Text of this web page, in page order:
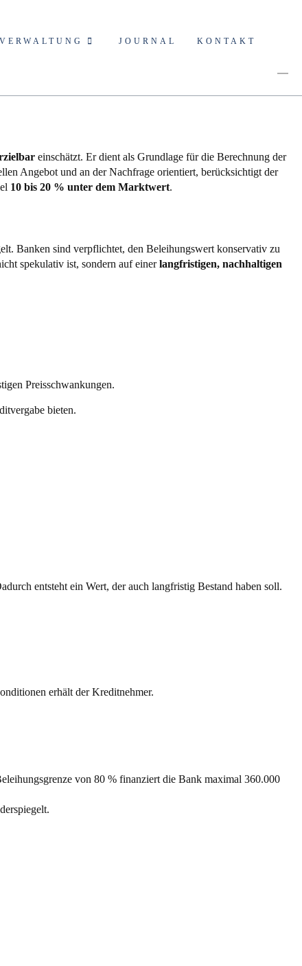
JOURNAL KONTAKT
einschätzt. Er dient als Grundlage für die Berechnung der
Angebot und an der Nachfrage orientiert, berücksichtigt der
10 bis 20 % unter dem Marktwert.
Banken sind verpflichtet, den Beleihungswert konservativ zu
spekulativ ist, sondern auf einerlangfristigen, nachhaltigen
Preisschwankungen.
bieten.
entsteht ein Wert, der auch langfristig Bestand haben soll.
erhält der Kreditnehmer.
von 80 % finanziert die Bank maximal 360.000